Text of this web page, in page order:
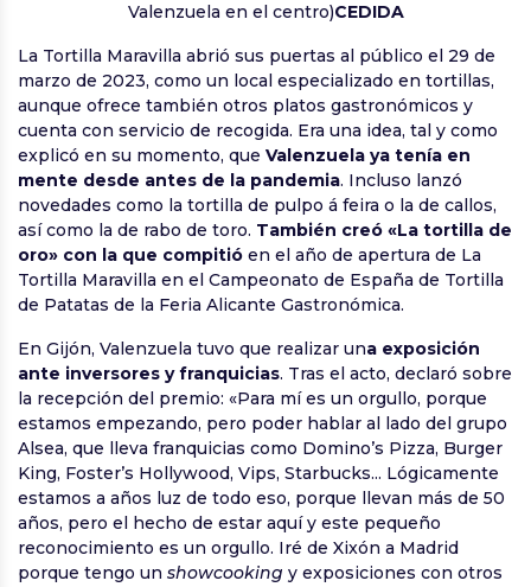
Valenzuela en el centro)CEDIDA
La Tortilla Maravilla abrió sus puertas al público el 29 de
marzo de 2023, como un local especializado en tortillas,
aunque ofrece también otros platos gastronómicos y
cuenta con servicio de recogida. Era una idea, tal y como
explicó en su momento, que Valenzuela ya tenía en
mente desde antes de la pandemia. Incluso lanzó
novedades como la tortilla de pulpo á feira o la de callos,
así como la de rabo de toro. También creó «La tortilla de
oro» con la que compitió en el año de apertura de La
Tortilla Maravilla en el Campeonato de España de Tortilla
de Patatas de la Feria Alicante Gastronómica.
En Gijón, Valenzuela tuvo que realizar una exposición
ante inversores y franquicias. Tras el acto, declaró sobre
la recepción del premio: «Para mí es un orgullo, porque
estamos empezando, pero poder hablar al lado del grupo
Alsea, que lleva franquicias como Domino’s Pizza, Burger
King, Foster’s Hollywood, Vips, Starbucks... Lógicamente
estamos a años luz de todo eso, porque llevan más de 50
años, pero el hecho de estar aquí y este pequeño
reconocimiento es un orgullo. Iré de Xixón a Madrid
porque tengo un showcooking y exposiciones con otros